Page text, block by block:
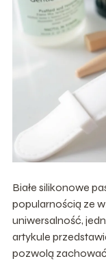
Białe silikonowe
popularnością ze
uniwersalność,
artykule
pozwolą